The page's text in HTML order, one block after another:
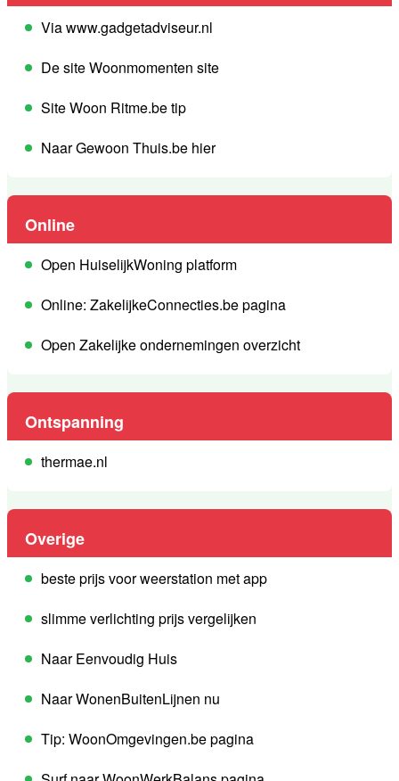
Via www.gadgetadviseur.nl
De site Woonmomenten site
Site Woon Ritme.be tip
Naar Gewoon Thuis.be hier
Online
Open HuiselijkWoning platform
Online: ZakelijkeConnecties.be pagina
Open Zakelijke ondernemingen overzicht
Ontspanning
thermae.nl
Overige
beste prijs voor weerstation met app
slimme verlichting prijs vergelijken
Naar Eenvoudig Huis
Naar WonenBuitenLijnen nu
Tip: WoonOmgevingen.be pagina